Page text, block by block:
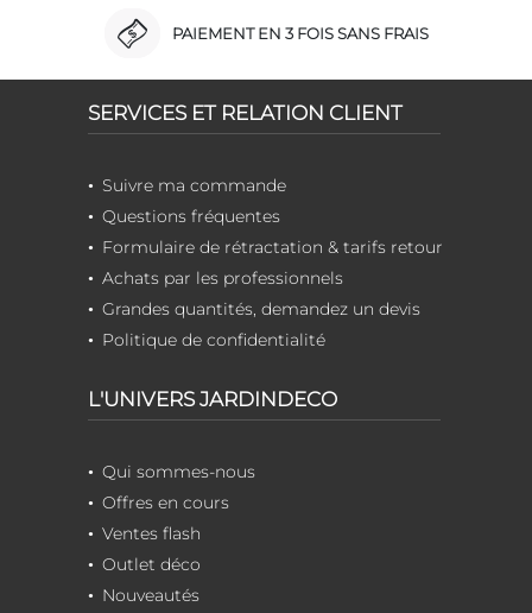
PAIEMENT EN 3 FOIS SANS FRAIS
SERVICES ET RELATION CLIENT
Suivre ma commande
Questions fréquentes
Formulaire de rétractation & tarifs retour
Achats par les professionnels
Grandes quantités, demandez un devis
Politique de confidentialité
L'UNIVERS JARDINDECO
Qui sommes-nous
Offres en cours
Ventes flash
Outlet déco
Nouveautés